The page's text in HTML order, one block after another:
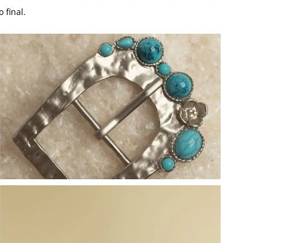
final.